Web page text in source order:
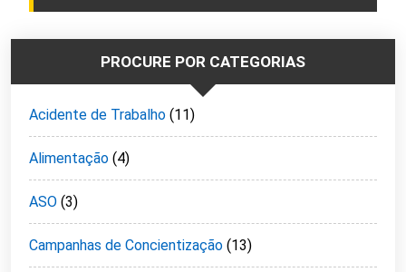
PROCURE POR CATEGORIAS
Acidente de Trabalho (11)
Alimentação (4)
ASO (3)
Campanhas de Concientização (13)